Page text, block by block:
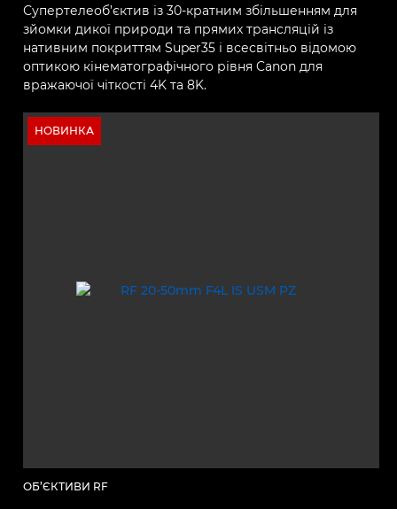
Супертелеоб’єктив із 30-кратним збільшенням для
зйомки дикої природи та прямих трансляцій із
нативним покриттям Super35 і всесвітньо відомою
оптикою кінематографічного рівня Canon для
вражаючої чіткості 4K та 8K.
НОВИНКА
ОБ’ЄКТИВИ RF